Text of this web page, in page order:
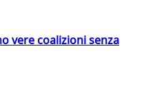
vere coalizioni senza